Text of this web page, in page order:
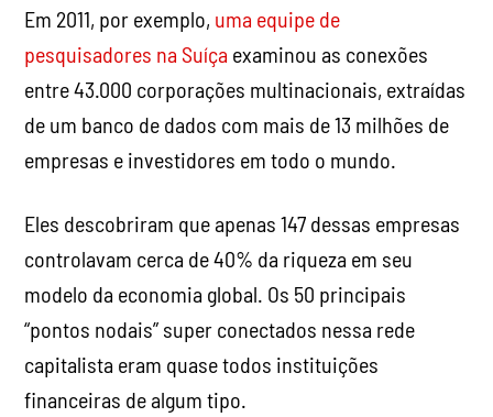
Em 2011, por exemplo, uma equipe de
pesquisadores na Suíça examinou as conexões
entre 43.000 corporações multinacionais, extraídas
de um banco de dados com mais de 13 milhões de
empresas e investidores em todo o mundo.
Eles descobriram que apenas 147 dessas empresas
controlavam cerca de 40% da riqueza em seu
modelo da economia global. Os 50 principais
“pontos nodais” super conectados nessa rede
capitalista eram quase todos instituições
financeiras de algum tipo.